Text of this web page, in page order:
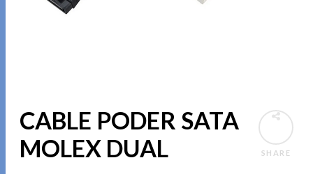
SHARE
CABLE PODER SATA
MOLEX DUAL